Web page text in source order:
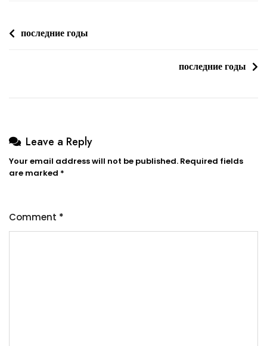
последние годы
последние годы
Leave a Reply
Your email address will not be published. Required fields
are marked *
Comment *